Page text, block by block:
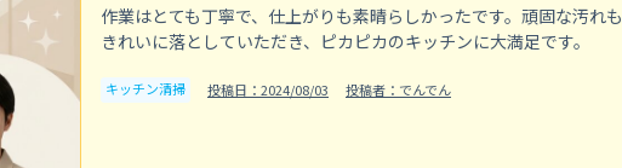
作業はとても丁寧で、仕上がりも素晴らしかったです。頑固な汚れも
きれいに落としていただき、ピカピカのキッチンに大満足です。
キッチン清掃 投稿日：2024/08/03 投稿者：でんでん